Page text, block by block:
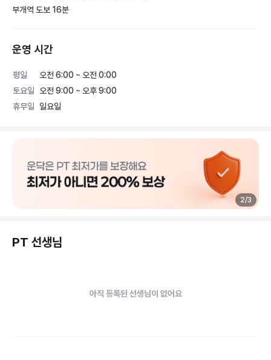
부개역 도보 16분
운영 시간
평일
오전 6:00 ~ 오전 0:00
토요일
오전 9:00 ~ 오후 9:00
휴무일
일요일
2/3
PT 선생님
아직 등록된 선생님이 없어요